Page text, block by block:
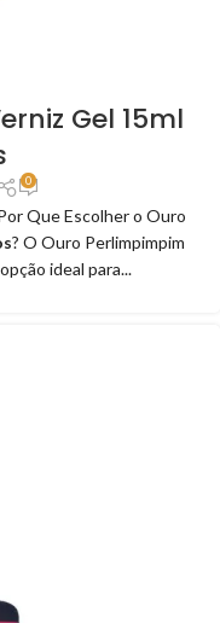
Gel 15ml
0
Que Escolher o Ouro
? O Ouro Perlimpimpim
ideal para...